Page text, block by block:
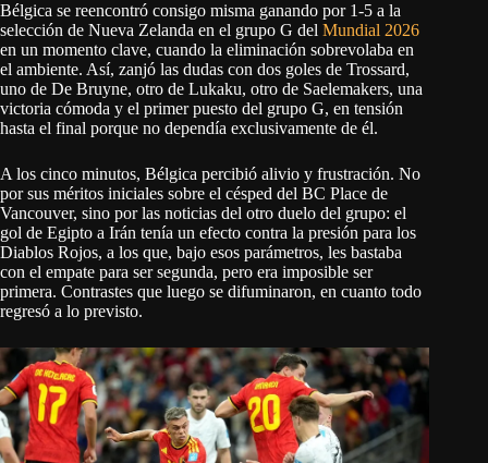
Bélgica se reencontró consigo misma ganando por 1-5 a la
selección de Nueva Zelanda en el grupo G del Mundial 2026
en un momento clave, cuando la eliminación sobrevolaba en
el ambiente. Así, zanjó las dudas con dos goles de Trossard,
uno de De Bruyne, otro de Lukaku, otro de Saelemakers, una
victoria cómoda y el primer puesto del grupo G, en tensión
hasta el final porque no dependía exclusivamente de él.
A los cinco minutos, Bélgica percibió alivio y frustración. No
por sus méritos iniciales sobre el césped del BC Place de
Vancouver, sino por las noticias del otro duelo del grupo: el
gol de Egipto a Irán tenía un efecto contra la presión para los
Diablos Rojos, a los que, bajo esos parámetros, les bastaba
con el empate para ser segunda, pero era imposible ser
primera. Contrastes que luego se difuminaron, en cuanto todo
regresó a lo previsto.